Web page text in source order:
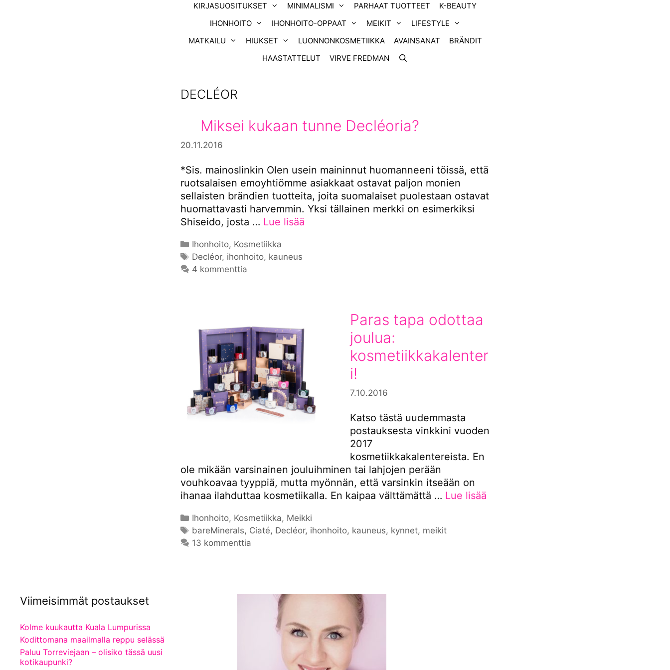
KIRJASUOSITUKSET MINIMALISMI PARHAAT TUOTTEET
K-BEAUTY
IHONHOITO
IHONHOITO-OPPAAT MEIKIT
LIFESTYLE
MATKAILU
HIUKSET LUONNONKOSMETIIKKA AVAINSANAT
BRÄNDIT
HAASTATTELUT
VIRVE FREDMAN
DECLÉOR
Miksei kukaan tunne Decléoria?
20.11.2016
*Sis. mainoslinkin Olen usein maininnut huomanneeni töissä, että
ruotsalaisen emoyhtiömme asiakkaat ostavat paljon monien
sellaisten brändien tuotteita, joita suomalaiset puolestaan ostavat
huomattavasti harvemmin. Yksi tällainen merkki on esimerkiksi
Shiseido, josta … Lue lisää
Kategoriat
Ihonhoito, Kosmetiikka
Avainsanat
Decléor, ihonhoito, kauneus
4 kommenttia
Paras tapa odottaa
joulua:
kosmetiikkakalenter
i!
7.10.2016
Katso tästä uudemmasta
postauksesta vinkkini vuoden
2017
kosmetiikkakalentereista. En
ole mikään varsinainen jouluihminen tai lahjojen perään
vouhkoavaa tyyppiä, mutta myönnän, että varsinkin itseään on
ihanaa ilahduttaa kosmetiikalla. En kaipaa välttämättä … Lue lisää
Kategoriat
Ihonhoito, Kosmetiikka, Meikki
Avainsanat
bareMinerals, Ciaté, Decléor, ihonhoito, kauneus, kynnet, meikit
13 kommenttia
Viimeisimmät postaukset
Kolme kuukautta Kuala Lumpurissa
Kodittomana maailmalla reppu selässä
Paluu Torreviejaan – olisiko tässä uusi
kotikaupunki?